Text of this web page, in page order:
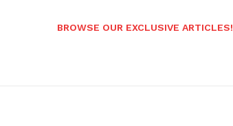
BROWSE OUR EXCLUSIVE ARTICLES!